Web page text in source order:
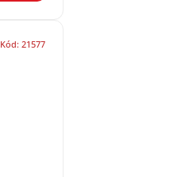
Kód: 21577